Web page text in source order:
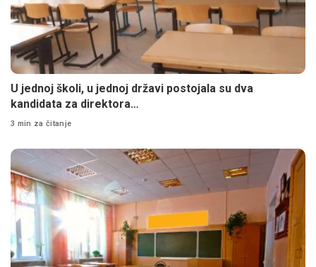
U jednoj školi, u jednoj državi postojala su dva
kandidata za direktora…
3 min za čitanje